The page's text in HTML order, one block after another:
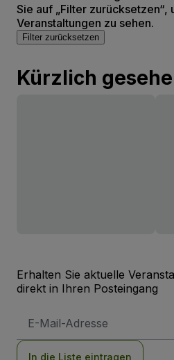
Sie auf „Filter zurücksetzen“,
Veranstaltungen zu sehen.
Filter zurücksetzen
Kürzlich
Erhalten Sie aktuelle
direkt in Ihren Posteingang
Mail-
In die Liste eintragen